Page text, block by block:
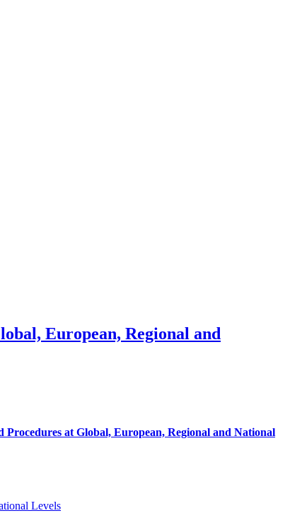
European, Regional and
at Global, European, Regional and National
Levels